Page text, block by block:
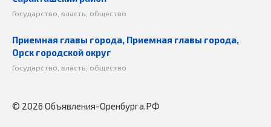
Государство, власть, общество
Приемная главы города, Приемная главы города,
Орск городской округ
Государство, власть, общество
© 2026 Объявления-Оренбурга.РФ